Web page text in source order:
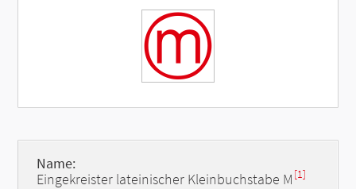
ⓜ
Name:
Eingekreister lateinischer Kleinbuchstabe M [1]